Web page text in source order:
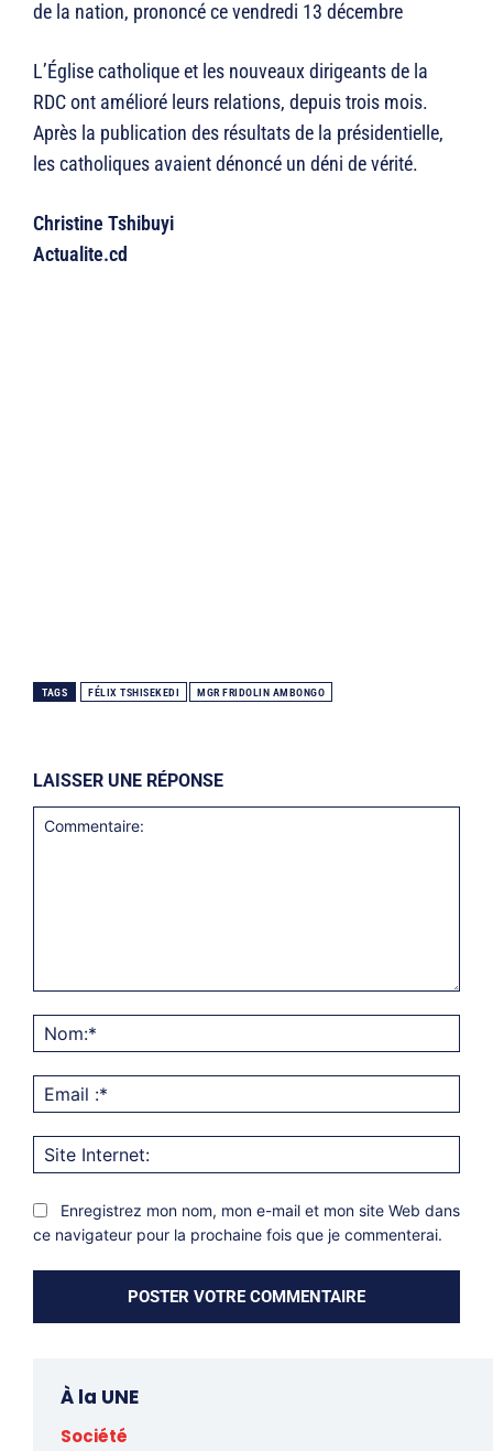
de la nation, prononcé ce vendredi 13 décembre
L’Église catholique et les nouveaux dirigeants de la
RDC ont amélioré leurs relations, depuis trois mois.
Après la publication des résultats de la présidentielle,
les catholiques avaient dénoncé un déni de vérité.
Christine Tshibuyi
Actualite.cd
TAGS FÉLIX TSHISEKEDI MGR FRIDOLIN AMBONGO
LAISSER UNE RÉPONSE
:*
Enregistrez mon nom, mon e-mail et mon site Web dans
ce navigateur pour la prochaine fois que je commenterai.
À la UNE
Société